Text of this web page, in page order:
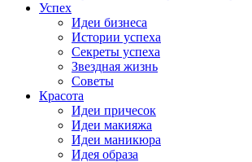
Успех
Идеи бизнеса
Истории успеха
Секреты успеха
Звездная жизнь
Советы
Красота
Идеи причесок
Идеи макияжа
Идеи маникюра
Идея образа